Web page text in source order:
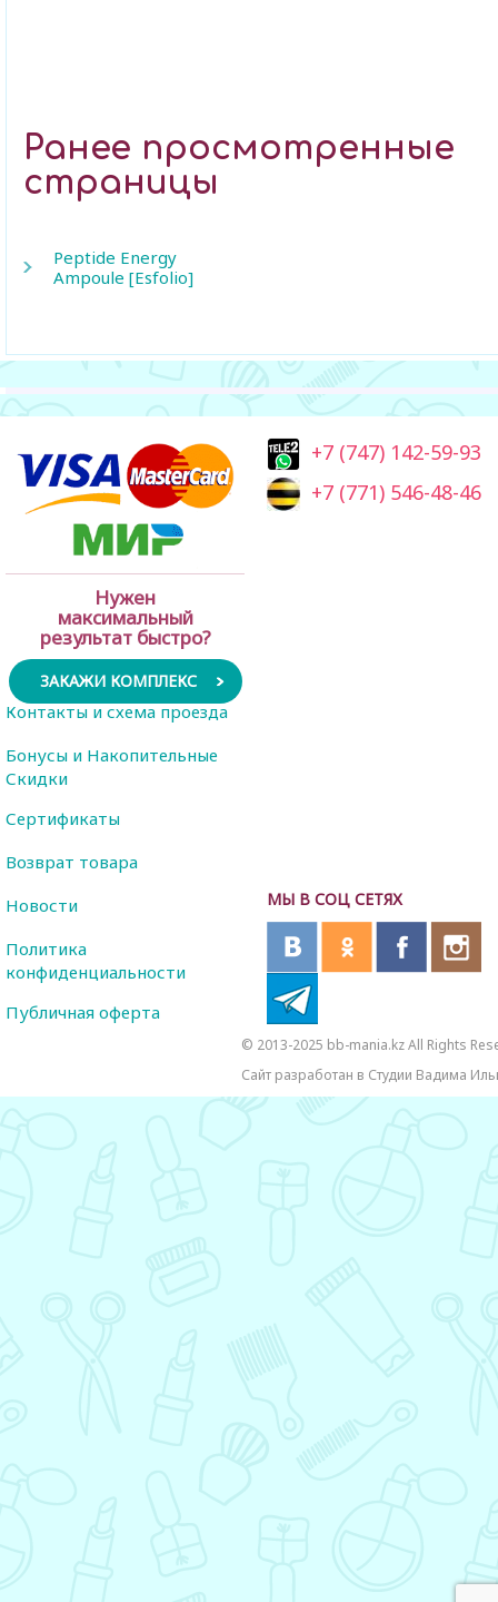
Ранее просмотренные
страницы
Peptide Energy
Ampoule [Esfolio]
Нужен
максимальный
результат быстро?
ЗАКАЖИ КОМПЛЕКС
+7 (747) 142-59-93
+7 (771) 546-48-46
МЫ В СОЦ СЕТЯХ
Контакты и схема проезда
Бонусы и Накопительные
Скидки
Сертификаты
Возврат товара
Новости
Политика
конфиденциальности
Публичная оферта
© 2013-2025 bb-mania.kz All Rights
Сайт разработан в Студии Вадима